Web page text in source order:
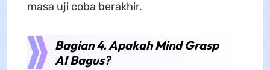
masa uji coba berakhir.
Bagian 4. Apakah Mind Grasp
AI Bagus?